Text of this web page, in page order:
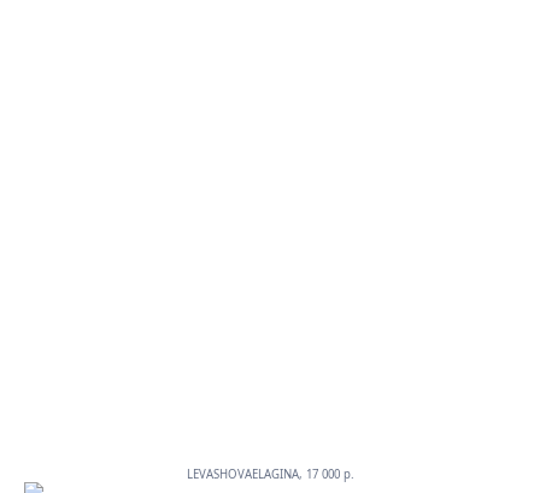
LEVASHOVAELAGINA, 17 000 p.